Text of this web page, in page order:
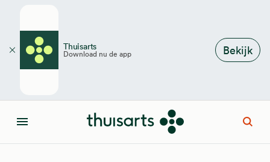
Thuisarts
Download nu de app Bekijk
Sluiten
Menu